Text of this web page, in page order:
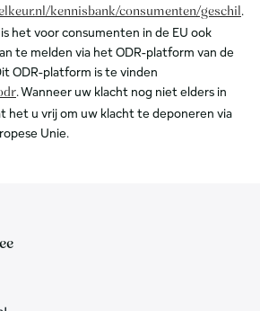
kennisbank/consumenten/geschil .
het voor consumenten in de EU ook
te melden via het ODR-platform van de
ODR-platform is te vinden
. Wanneer uw klacht nog niet elders in
het u vrij om uw klacht te deponeren via
Unie.